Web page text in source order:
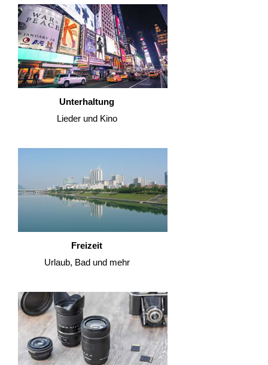
Unterhaltung
Lieder und Kino
Freizeit
Urlaub, Bad und mehr